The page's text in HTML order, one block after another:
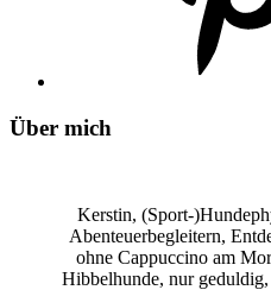
Über mich
Kerstin, (Sport-
Abenteuerbegleitern,
ohne Cappuccino am
Hibbelhunde, nur